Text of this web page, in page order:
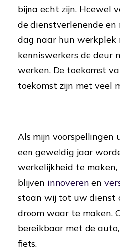
bijna echt zijn. Hoewel
de dienstverlenende en
dag naar hun werkplek
kenniswerkers de deur
werken. De toekomst
toekomst zijn met veel
Als mijn voorspellingen
een geweldig jaar
werkelijkheid te
blijven innoveren en
staan wij tot uw dienst
droom waar te maken.
bereikbaar met de
fiets.